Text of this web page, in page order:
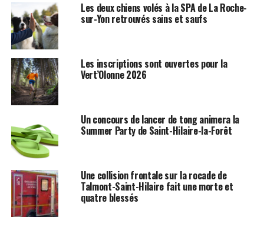
Les deux chiens volés à la SPA de La Roche-
sur-Yon retrouvés sains et saufs
Les inscriptions sont ouvertes pour la
Vert’Olonne 2026
Un concours de lancer de tong animera la
Summer Party de Saint-Hilaire-la-Forêt
Une collision frontale sur la rocade de
Talmont-Saint-Hilaire fait une morte et
quatre blessés